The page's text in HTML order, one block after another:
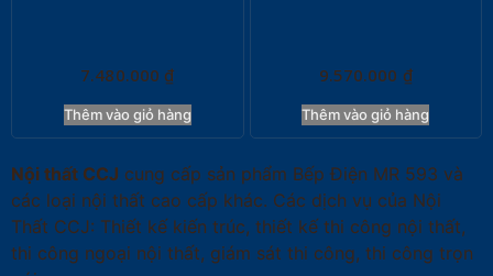
7.480.000 ₫
Thêm vào giỏ hàng
9.570.000 ₫
Thêm vào giỏ hàng
Nội thất CCJ cung cấp sản phẩm Bếp Điện MR 593 và
các loại nội thất cao cấp khác. Các dịch vụ của Nội
Thất CCJ: Thiết kế kiến trúc, thiết kế thi công nội thất,
thi công ngoại nội thất, giám sát thi công, thi công trọn